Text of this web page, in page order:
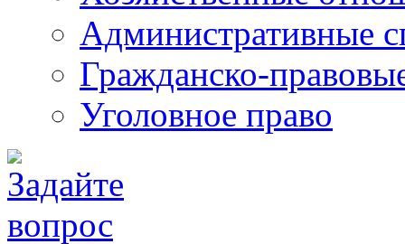
Административные
Гражданско-
Уголовное право